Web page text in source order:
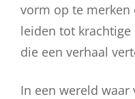
vorm op te merken
leiden tot
die een verhaal
In een wereld